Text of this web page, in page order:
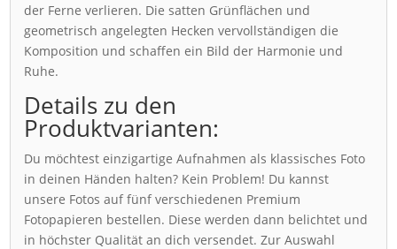
der Ferne verlieren. Die satten Grünflächen und
geometrisch angelegten Hecken vervollständigen die
Komposition und schaffen ein Bild der Harmonie und
Ruhe.
Details zu den
Produktvarianten:
Du möchtest einzigartige Aufnahmen als klassisches Foto
in deinen Händen halten? Kein Problem! Du kannst
unsere Fotos auf fünf verschiedenen Premium
Fotopapieren bestellen. Diese werden dann belichtet und
in höchster Qualität an dich versendet. Zur Auswahl